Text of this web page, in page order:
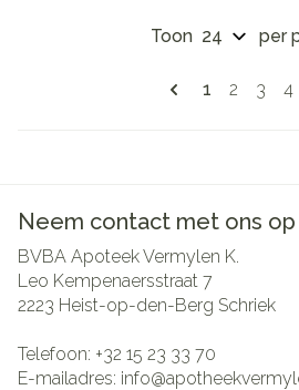
U lees
1 Pagina
2 Pagina
3 4
Toon per
Neem contact met ons op
BVBA Apoteek Vermylen K.
Leo Kempenaersstraat 7
2223 Heist-op-den-Berg Schriek
Telefoon: +32 15 23 33 70
E-mailadres: info@